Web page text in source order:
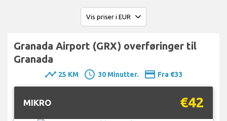
Granada Airport (GRX) overføringer til
Granada
timeline 25 KM schedule 30 Minutter. payment Fra €33
MIKRO €42